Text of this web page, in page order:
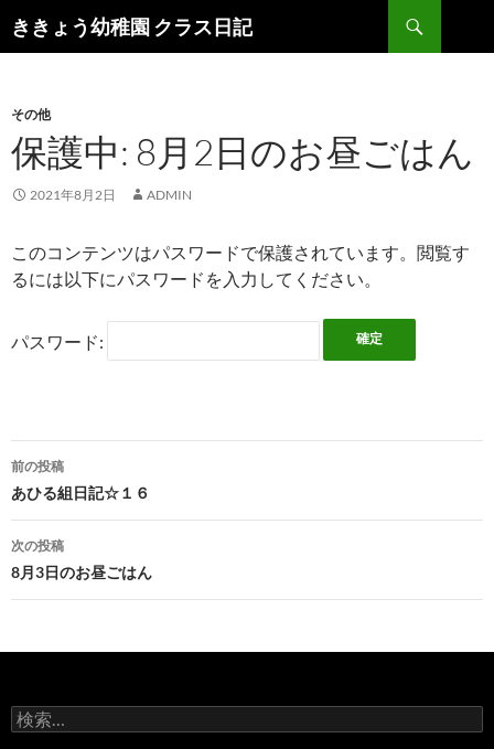
ききょう幼稚園 クラス日記
索
ン
ツ
へ
ス
プ
その他
保護中: 8月2日のお昼ごはん
2021年8月2日 ADMIN
このコンテンツはパスワードで保護されています。閲覧す
るには以下にパスワードを入力してください。
パスワード:
投
稿
ナ
ゲ
シ
前の投稿
あひる組日記☆１６
次の投稿
8月3日のお昼ごはん
検
索